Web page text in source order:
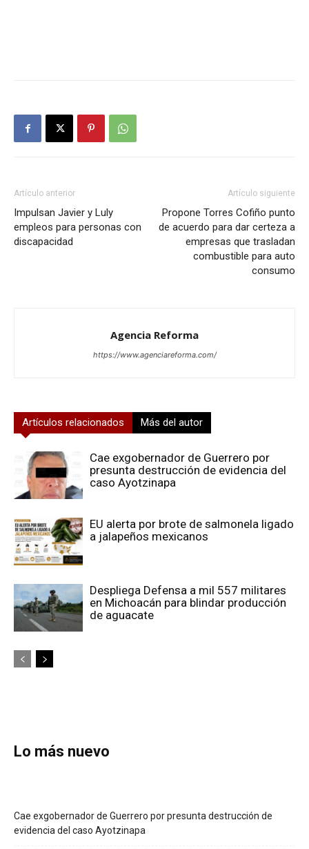
Artículo anterior
Impulsan Javier y Luly
empleos para personas con
discapacidad
Artículo siguiente
Propone Torres Cofiño punto
de acuerdo para dar certeza a
empresas que trasladan
combustible para auto
consumo
Agencia Reforma
https://www.agenciareforma.com/
Artículos relacionados Más del autor
Cae exgobernador de Guerrero por
presunta destrucción de evidencia del
caso Ayotzinapa
EU alerta por brote de salmonela ligado
a jalapeños mexicanos
Despliega Defensa a mil 557 militares
en Michoacán para blindar producción
de aguacate
Lo más nuevo
Cae exgobernador de Guerrero por presunta destrucción de
evidencia del caso Ayotzinapa